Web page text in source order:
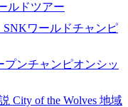
ルドツアー
SNKワールドチャンピ
プンチャンピオンシッ
City of the Wolves 地域